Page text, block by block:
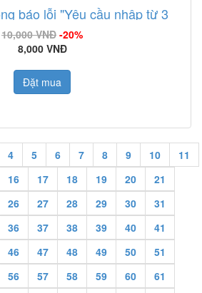
báo lỗi "Yêu cầu nhập từ 3
đế50nn
10,000 VNĐ -20%
8,000 VNĐ
Đặt mua
4 5 6 7 8 9 10
11
16 17 18 19 20
21
26 27 28 29 30
31
36 37 38 39 40
41
46 47 48 49 50
51
56 57 58 59 60 61